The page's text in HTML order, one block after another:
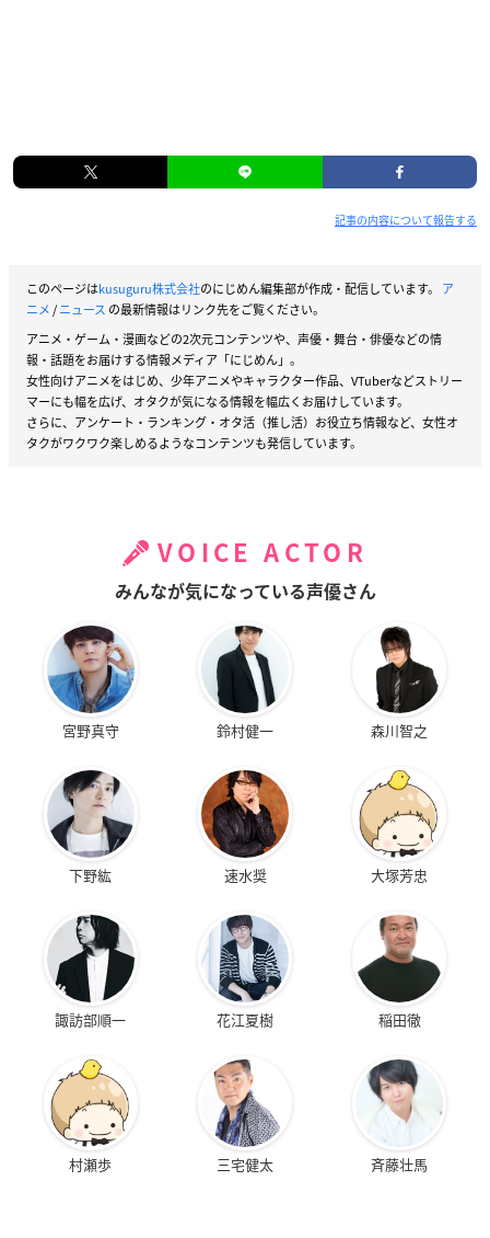
記事の内容について報告する
このページはkusuguru株式会社のにじめん編集部が作成・配信しています。 ア
ニメ/ニュース の最新情報はリンク先をご覧ください。
アニメ・ゲーム・漫画などの2次元コンテンツや、声優・舞台・俳優などの情
報・話題をお届けする情報メディア「にじめん」。
女性向けアニメをはじめ、少年アニメやキャラクター作品、VTuberなどストリー
マーにも幅を広げ、オタクが気になる情報を幅広くお届けしています。
さらに、アンケート・ランキング・オタ活（推し活）お役立ち情報など、女性オ
タクがワクワク楽しめるようなコンテンツも発信しています。
VOICE ACTOR
みんなが気になっている声優さん
宮野真守 鈴村健一 森川智之
下野紘 速水奨 大塚芳忠
諏訪部順一 花江夏樹 稲田徹
村瀬歩 三宅健太 斉藤壮馬